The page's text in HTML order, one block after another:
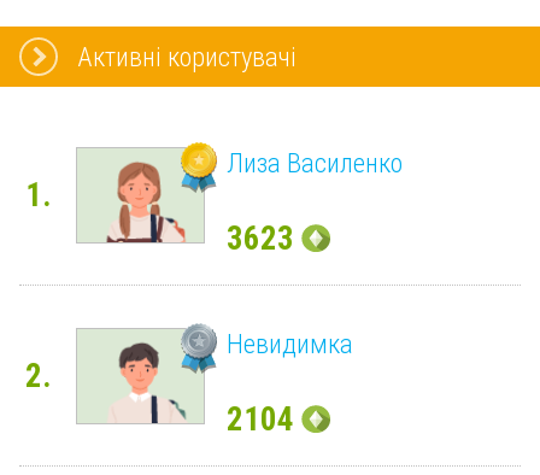
Активні користувачі
1.
Лиза Василенко
3623
2.
Невидимка
2104